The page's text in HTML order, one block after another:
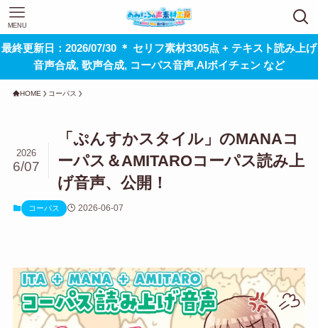
MENU
最終更新日：2026/07/30 ＊ セリフ素材3305点 + テキスト読み上げ
音声合成, 歌声合成, コーパス音声,AIボイチェン など
HOME コーパス
「ぷんすかスタイル」のMANAコ
ーパス＆AMITAROコーパス読み上
げ音声、公開！
2026
6/07
コーパス 2026-06-07